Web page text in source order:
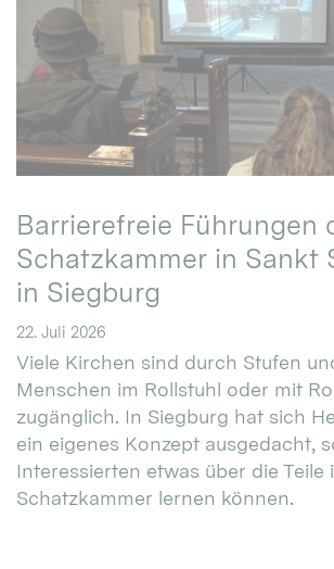
Barrierefreie Führungen
Schatzkammer in Sankt
in Siegburg
22. Juli 2026
Viele Kirchen sind durch Stufen
Menschen im Rollstuhl oder mit
zugänglich. In Siegburg hat sich
ein eigenes Konzept ausgedacht,
Interessierten etwas über die Teile
Schatzkammer lernen können.